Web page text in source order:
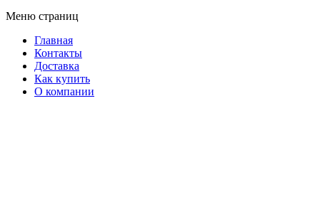
Меню страниц
Главная
Контакты
Доставка
Как купить
О компании